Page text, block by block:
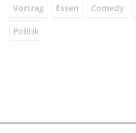
Vortrag Essen Comedy
Politik